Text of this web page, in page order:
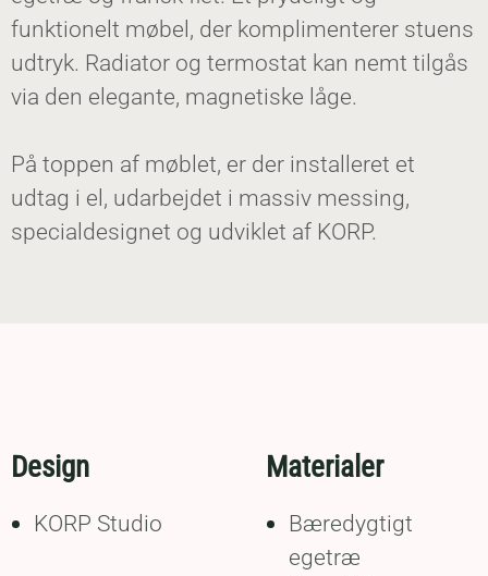
funktionelt møbel, der komplimenterer stuens
udtryk. Radiator og termostat kan nemt tilgås
via den elegante, magnetiske låge.
På toppen af møblet, er der installeret et
udtag i el, udarbejdet i massiv messing,
specialdesignet og udviklet af KORP.
Materialer
Bæredygtigt
egetræ
Design
KORP Studio